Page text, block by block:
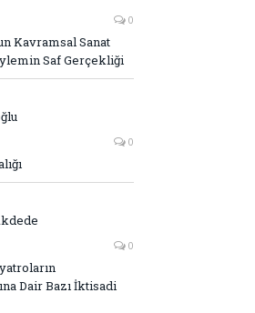
0
Kavramsal Sanat
Saf Gerçekliği
0
0
Dair Bazı İktisadi